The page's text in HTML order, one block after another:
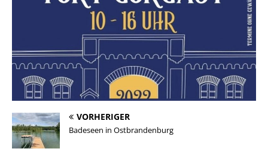
VORHERIGER
Badeseen in Ostbrandenburg